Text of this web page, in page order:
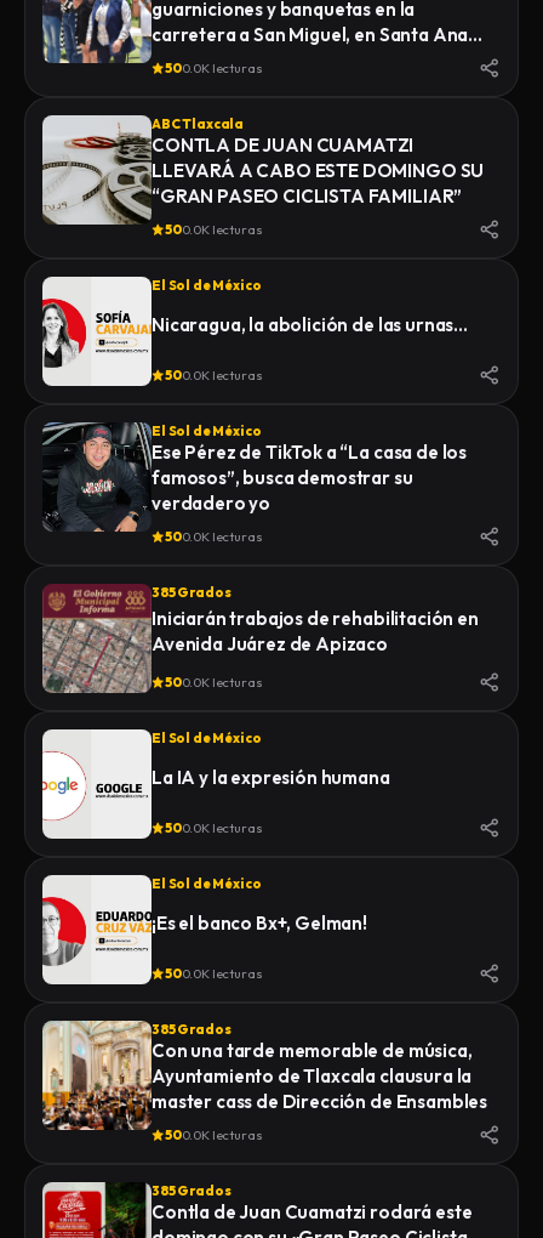
guarniciones y banquetas en la
carretera a San Miguel, en Santa Ana
Nopalucan
500.0K lecturas
ABC Tlaxcala
CONTLA DE JUAN CUAMATZI
LLEVARÁ A CABO ESTE DOMINGO SU
“GRAN PASEO CICLISTA FAMILIAR”
500.0K lecturas
El Sol de México
Nicaragua, la abolición de las urnas…
500.0K lecturas
El Sol de México
Ese Pérez de TikTok a “La casa de los
famosos”, busca demostrar su
verdadero yo
500.0K lecturas
385 Grados
Iniciarán trabajos de rehabilitación en
Avenida Juárez de Apizaco
500.0K lecturas
El Sol de México
La IA y la expresión humana
500.0K lecturas
El Sol de México
¡Es el banco Bx+, Gelman!
500.0K lecturas
385 Grados
Con una tarde memorable de música,
Ayuntamiento de Tlaxcala clausura la
master cass de Dirección de Ensambles
500.0K lecturas
385 Grados
Contla de Juan Cuamatzi rodará este